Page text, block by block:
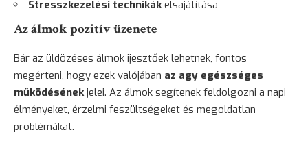
Stresszkezelési technikákelsajátítása
Az álmok pozitív üzenete
Bár az üldözéses álmok ijesztőek lehetnek, fontos
megérteni, hogy ezek valójában az agy egészséges
működésénekjelei. Az álmok segítenek feldolgozni a napi
élményeket, érzelmi feszültségeket és megoldatlan
problémákat.